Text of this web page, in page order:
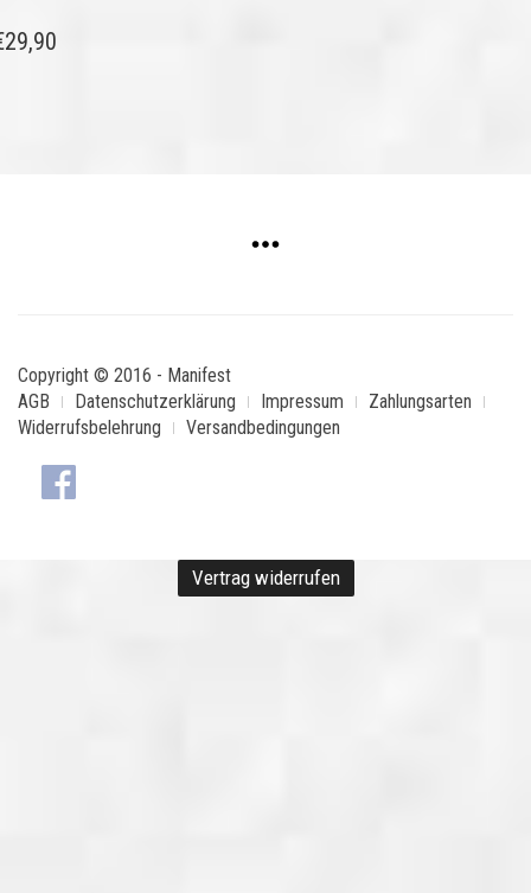
29,90
Copyright © 2016 - Manifest
AGB
Datenschutzerklärung Impressum
Zahlungsarten
Widerrufsbelehrung
Versandbedingungen
Vertrag widerrufen